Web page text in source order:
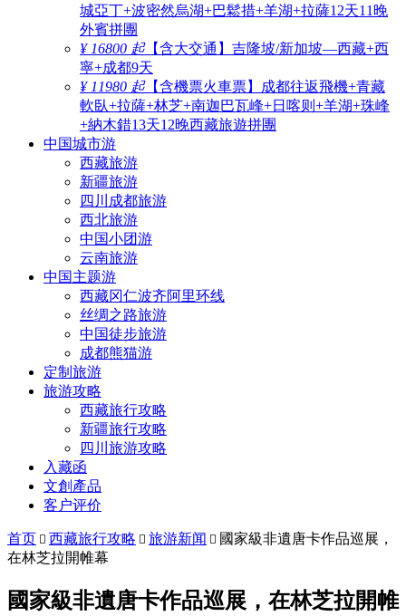
城亞丁+波密然烏湖+巴鬆措+羊湖+拉薩12天11晚
外賓拼團
¥ 16800 起【含大交通】吉隆坡/新加坡—西藏+西
寧+成都9天
¥ 11980 起【含機票火車票】成都往返飛機+青藏
軟臥+拉薩+林芝+南迦巴瓦峰+日喀则+羊湖+珠峰
+納木錯13天12晚西藏旅遊拼團
中国城市游
西藏旅游
新疆旅游
四川成都旅游
西北旅游
中国小团游
云南旅游
中国主题游
西藏冈仁波齐阿里环线
丝绸之路旅游
中国徒步旅游
成都熊猫游
定制旅游
旅游攻略
西藏旅行攻略
新疆旅行攻略
四川旅游攻略
入藏函
文創產品
客户评价
首页  西藏旅行攻略  旅游新闻  國家級非遺唐卡作品巡展，
在林芝拉開帷幕
國家級非遺唐卡作品巡展，在林芝拉開帷